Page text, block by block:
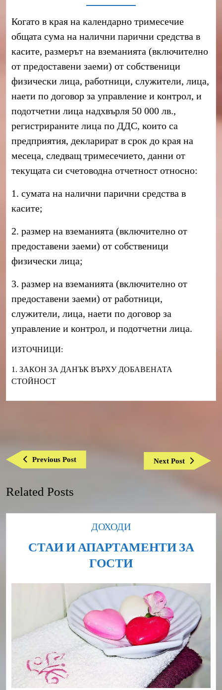
Когато в края на календарно тримесечие
общата сума на налични парични средства в
касите, размерът на вземанията (включително
от предоставени заеми) от собственици
физически лица, работници, служители, лица,
наети по договор за управление и контрол, и
подотчетни лица надхвърля 50 000 лв.,
регистрираните лица по ДДС, които са
предприятия, декларират в срок до края на
месеца, следващ тримесечието, данни от
текущата си счетоводна отчетност относно:
1. сумата на налични парични средства в
касите;
2. размер на вземанията (включително от
предоставени заеми) от собственици
физически лица;
3. размер на вземанията (включително от
предоставени заеми) от работници,
служители, лица, наети по договор за
управление и контрол, и подотчетни лица.
ИЗТОЧНИЦИ:
1. ЗАКОН ЗА ДАНЪК ВЪРХУ ДОБАВЕНАТА
СТОЙНОСТ
Previous PostPrevious
Post
Next Post
Next
Post
Related Posts
ДОХОДИCategory
СТАИ И АПАРТАМЕНТИ ЗА
ГОСТИСТАИ
ЗА
ГОСТИ